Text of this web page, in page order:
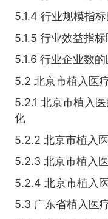
5.1.4 行业规模指
5.1.5 行业效益指
5.1.6 行业企业数
5.2 北京市植入医
5.2.1 北京市植入
化
5.2.2 北京市植入
5.2.3 北京市植入
5.2.4 北京市植入
5.3 广东省植入医